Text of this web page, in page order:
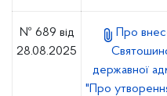
№ 689 від
28.08.2025
Про
державної
"Про утворення